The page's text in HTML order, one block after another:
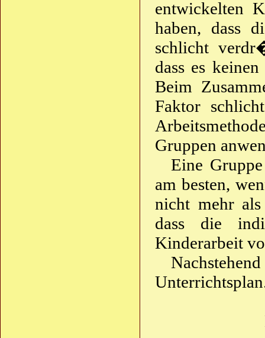
entwickelten
haben, dass
schlicht
dass es
Beim
Faktor
Gruppen
Eine
am besten,
nicht mehr
dass die
Kinderarbeit